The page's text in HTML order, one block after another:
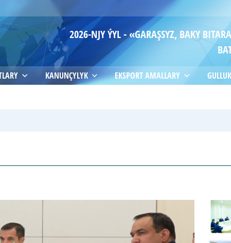
2026-NJY ÝYL - «GARAŞSYZ, BAKY
KANUNÇYLYK EKSPORT AMALLARY